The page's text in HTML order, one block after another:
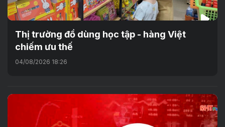
Thị trường đồ dùng học tập - hàng Việt
chiếm ưu thế
04/08/2026 18:26